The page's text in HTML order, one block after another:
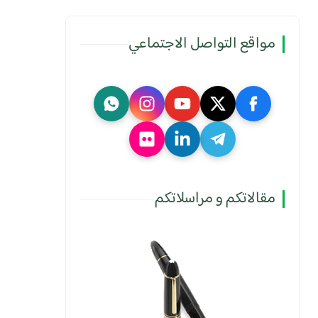
مواقع التواصل الاجتماعي
مقالاتكم و مراسلاتكم